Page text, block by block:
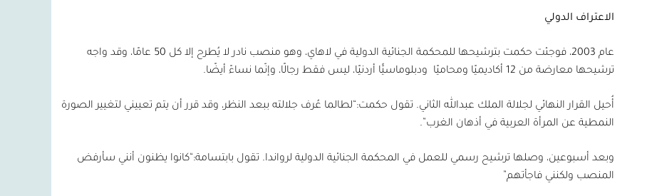
الاعتراف الدولي
عام 2003، فوجئت حكمت بترشيحها للمحكمة الجنائية الدولية في لاهاي، وهو منصب نادر لا يُطرح إلا كل 50 عامًا، وقد واجه
ترشيحها معارضة من
أكاديميًا ومحاميًا ودبلوماسيًّا أردنيًا، ليس فقط رجالًا، وإنّما نساءً أيضًا.
أُحيل القرار النهائي لجلالة الملك عبدالله الثاني. تقول حكمت:“لطالما عُرف جلالته ببعد النظر، وقد قرر أن يتم تعييني لتغيير الصورة
النمطية عن المرأة العربية في أذهان الغرب”.
وبعد أسبوعين، وصلها ترشيح رسمي للعمل في المحكمة الجنائية الدولية لرواندا. تقول بابتسامة:“كانوا يظنون أنني سأرفض
المنصب ولكنني فاجأتهم”